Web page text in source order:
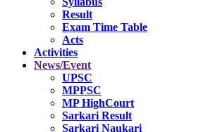
Result
Exam Time Table
Acts
Activities
News/Event
UPSC
MPPSC
MP HighCourt
Sarkari Result
Sarkari Naukari